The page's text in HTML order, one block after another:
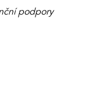
podpory